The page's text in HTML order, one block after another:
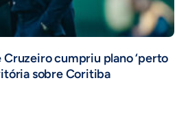
cumpriu plano ‘perto
sobre Coritiba